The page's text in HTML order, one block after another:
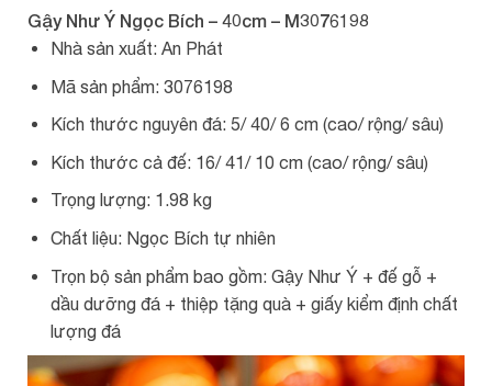
Gậy Như Ý Ngọc Bích – 40cm – M3076198
Nhà sản xuất: An Phát
Mã sản phẩm: 3076198
Kích thước nguyên đá: 5/ 40/ 6 cm (cao/ rộng/ sâu)
Kích thước cả đế: 16/ 41/ 10 cm (cao/ rộng/ sâu)
Trọng lượng: 1.98 kg
Chất liệu: Ngọc Bích tự nhiên
Trọn bộ sản phẩm bao gồm: Gậy Như Ý + đế gỗ +
dầu dưỡng đá + thiệp tặng quà + giấy kiểm định chất
lượng đá